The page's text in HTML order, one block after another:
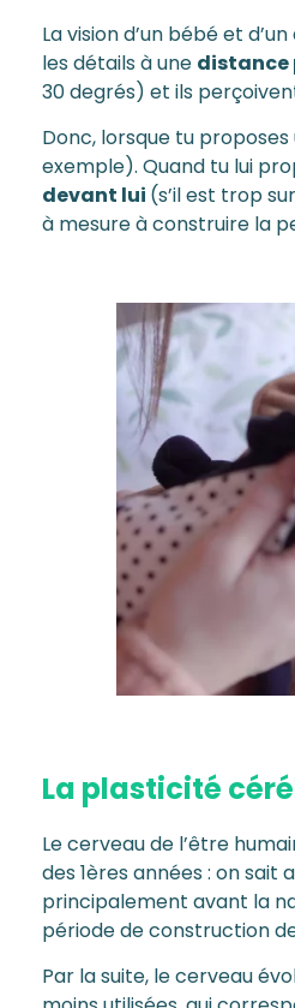
La vision d’un bébé et
les détails à une distance
30 degrés) et ils
Donc, lorsque tu proposes
exemple). Quand tu lui
devant lui (s’il est trop
à mesure à construire la
La plasticité
Le cerveau de l’être
des 1ères années : on sait
principalement avant la
période de construction
Par la suite, le cerveau